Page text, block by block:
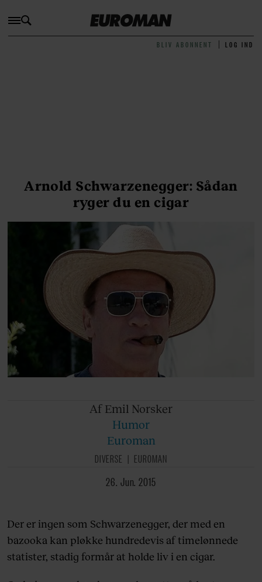
BLIV ABONNENT LOG IND
Arnold Schwarzenegger: Sådan
ryger du en cigar
Af Emil Norsker
Humor
Euroman
DIVERSE
EUROMAN
26. Jun. 2015
Der er ingen som Schwarzenegger, der med en
bazooka kan pløkke hundredevis af timelønnede
statister, stadig formår at holde liv i en cigar.